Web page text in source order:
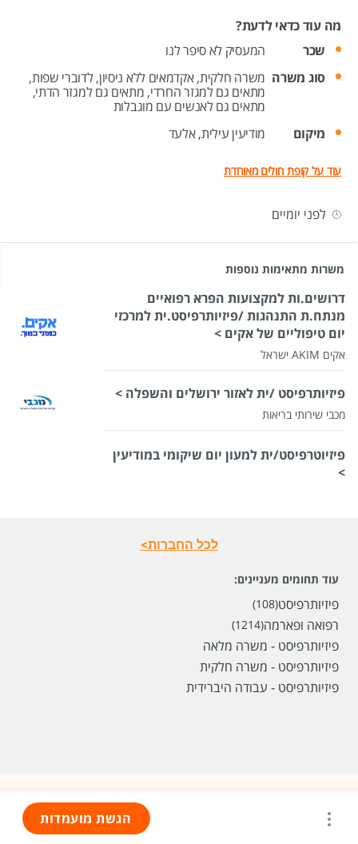
מה עוד כדאי לדעת?
שכר
המעסיק לא סיפר לנו
סוג משרה משרה חלקית,אקדמאים ללא ניסיון,לדוברי שפות,
מתאים גם למגזר החרדי, מתאים גם למגזר הדתי,
מתאים גם לאנשים עם מוגבלות
מיקום
מודיעין עילית,אלעד
עוד על קופת חולים מאוחדת
לפני יומיים
משרות מתאימות נוספות
דרושים.ות למקצועות הפרא רפואיים
מנתח.ת התנהגות /פיזיותרפיסט.ית למרכזי
יום טיפוליים של אקים >
אקים AKIM ישראל
פיזיותרפיסט /ית לאזור ירושלים והשפלה >
מכבי שירותי בריאות
פיזיוטרפיסט/ית למעון יום שיקומי במודיעין
>
לכל החברות>
עוד תחומים מעניינים:
פיזיותרפיסט(108)
רפואה ופארמה(1214)
פיזיותרפיסט - משרה מלאה
פיזיותרפיסט - משרה חלקית
פיזיותרפיסט - עבודה היברידית
הגשת מועמדות